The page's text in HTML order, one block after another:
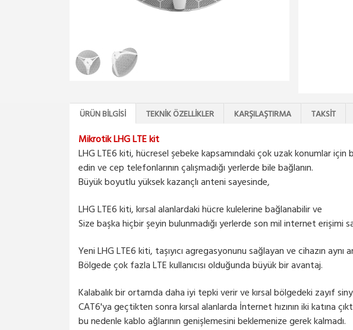
ÜRÜN BILGISI TEKNIK ÖZELLIKLER KARŞILAŞTIRMA TAKSIT
Mikrotik LHG LTE kit
LHG LTE6 kiti, hücresel şebeke kapsamındaki çok uzak konumlar
edin ve cep telefonlarının çalışmadığı yerlerde bile bağlanın.
Büyük boyutlu yüksek kazançlı anteni sayesinde,
LHG LTE6 kiti, kırsal alanlardaki hücre kulelerine bağlanabilir ve
Size başka hiçbir şeyin bulunmadığı yerlerde son mil internet erişimi
Yeni LHG LTE6 kiti, taşıyıcı agregasyonunu sağlayan ve cihazın
Bölgede çok fazla LTE kullanıcısı olduğunda büyük bir avantaj.
Kalabalık bir ortamda daha iyi tepki verir ve kırsal bölgedeki zayıf
CAT6'ya geçtikten sonra kırsal alanlarda İnternet hızının iki katına
bu nedenle kablo ağlarının genişlemesini beklemenize gerek kalmadı.